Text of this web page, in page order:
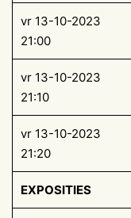
vr 13-10-2023
21:00
vr 13-10-2023
21:10
vr 13-10-2023
21:20
EXPOSITIES